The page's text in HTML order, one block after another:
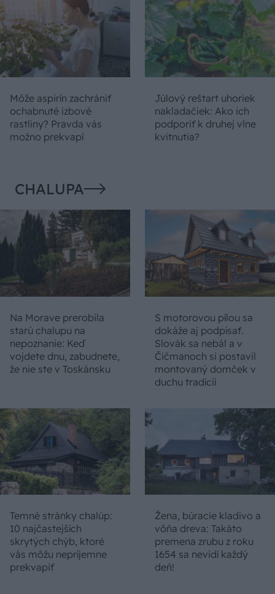
Môže aspirín zachrániť
ochabnuté izbové
rastliny? Pravda vás
možno prekvapí
Júlový reštart uhoriek
nakladačiek: Ako ich
podporiť k druhej vlne
kvitnutia?
CHALUPA
Na Morave prerobila
starú chalupu na
nepoznanie: Keď
vojdete dnu, zabudnete,
že nie ste v Toskánsku
S motorovou pílou sa
dokáže aj podpísať.
Slovák sa nebál a v
Čičmanoch si postavil
montovaný domček v
duchu tradícií
Temné stránky chalúp:
10 najčastejších
skrytých chýb, ktoré
vás môžu nepríjemne
prekvapiť
Žena, búracie kladivo a
vôňa dreva: Takáto
premena zrubu z roku
1654 sa nevidí každý
deň!